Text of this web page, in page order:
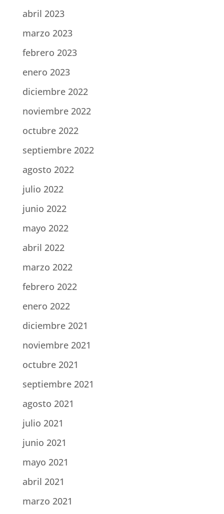
abril 2023
marzo 2023
febrero 2023
enero 2023
diciembre 2022
noviembre 2022
octubre 2022
septiembre 2022
agosto 2022
julio 2022
junio 2022
mayo 2022
abril 2022
marzo 2022
febrero 2022
enero 2022
diciembre 2021
noviembre 2021
octubre 2021
septiembre 2021
agosto 2021
julio 2021
junio 2021
mayo 2021
abril 2021
marzo 2021